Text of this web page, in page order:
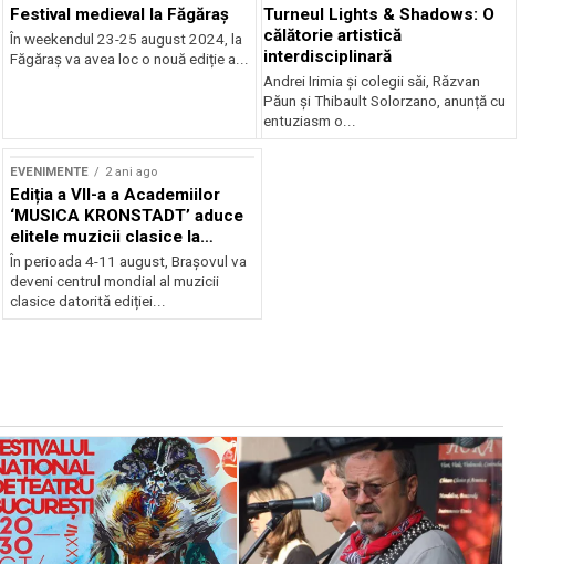
Festival medieval la Făgăraș
În weekendul 23-25 august 2024, la
Făgăraș va avea loc o nouă ediție a...
Turneul Lights & Shadows: O
călătorie artistică
interdisciplinară
Andrei Irimia și colegii săi, Răzvan
Păun și Thibault Solorzano, anunță cu
entuziasm o...
EVENIMENTE 2 ani ago
Ediția a VII-a a Academiilor
‘MUSICA KRONSTADT’ aduce
elitele muzicii clasice la
Brașov
În perioada 4-11 august, Brașovul va
deveni centrul mondial al muzicii
clasice datorită ediției...